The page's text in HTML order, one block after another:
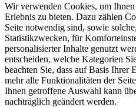
Wir verwenden Cookies, um
Erlebnis zu bieten. Dazu zählen
Seite notwendig sind, sowie
Statistikzwecken, für
personalisierter Inhalte genutzt
entscheiden, welche Kategorien
beachten Sie, dass auf Basis
mehr alle Funktionalitäten der
Ihnen getroffene Auswahl kann
nachträglich geändert werden.